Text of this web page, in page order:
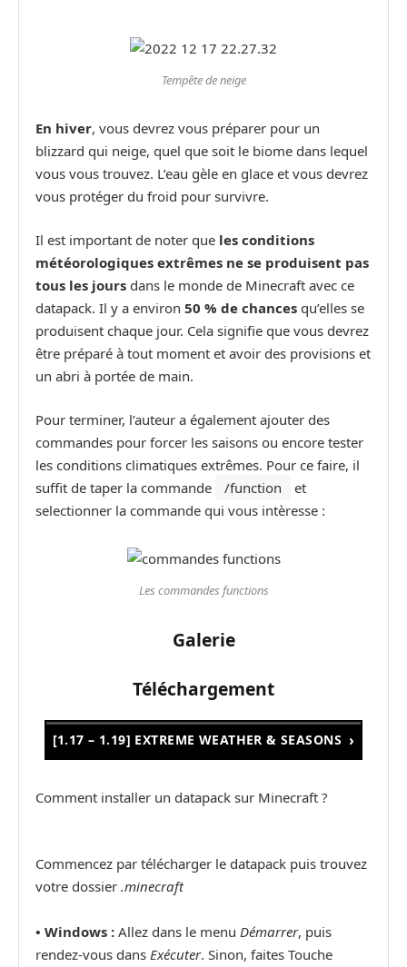
Tempête de neige
En hiver, vous devrez vous préparer pour un
blizzard qui neige, quel que soit le biome dans lequel
vous vous trouvez. L’eau gèle en glace et vous devrez
vous protéger du froid pour survivre.
Il est important de noter que les conditions
météorologiques extrêmes ne se produisent pas
tous les jours dans le monde de Minecraft avec ce
datapack. Il y a environ 50 % de chances qu’elles se
produisent chaque jour. Cela signifie que vous devrez
être préparé à tout moment et avoir des provisions et
un abri à portée de main.
Pour terminer, l’auteur a également ajouter des
commandes pour forcer les saisons ou encore tester
les conditions climatiques extrêmes. Pour ce faire, il
suffit de taper la commande
/function
et
selectionner la commande qui vous intèresse :
Les commandes functions
Galerie
Téléchargement
[1.17 – 1.19] EXTREME WEATHER & SEASONS
Comment installer un datapack sur Minecraft ?
Commencez par télécharger le datapack puis trouvez
votre dossier .minecraft
• Windows : Allez dans le menu Démarrer, puis
rendez-vous dans Exécuter. Sinon, faites Touche